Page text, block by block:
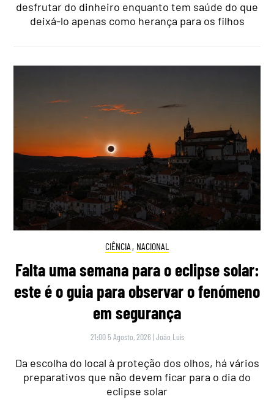
desfrutar do dinheiro enquanto tem saúde do que
deixá-lo apenas como herança para os filhos
CIÊNCIA , NACIONAL
Falta uma semana para o eclipse solar:
este é o guia para observar o fenómeno
em segurança
21:00 5 Agosto, 2026 |João Luís
Da escolha do local à proteção dos olhos, há vários
preparativos que não devem ficar para o dia do
eclipse solar